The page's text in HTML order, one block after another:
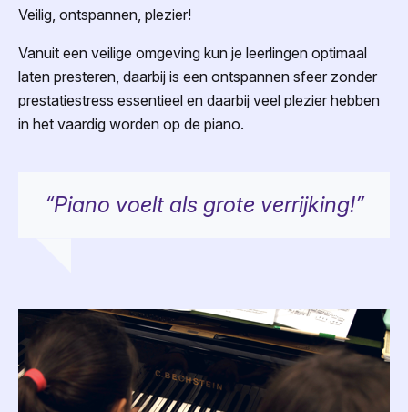
Veilig, ontspannen, plezier!
Vanuit een veilige omgeving kun je leerlingen optimaal
laten presteren, daarbij is een ontspannen sfeer zonder
prestatiestress essentieel en daarbij veel plezier hebben
in het vaardig worden op de piano.
“Piano voelt als grote verrijking!”